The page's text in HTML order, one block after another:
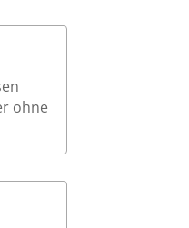
ohne